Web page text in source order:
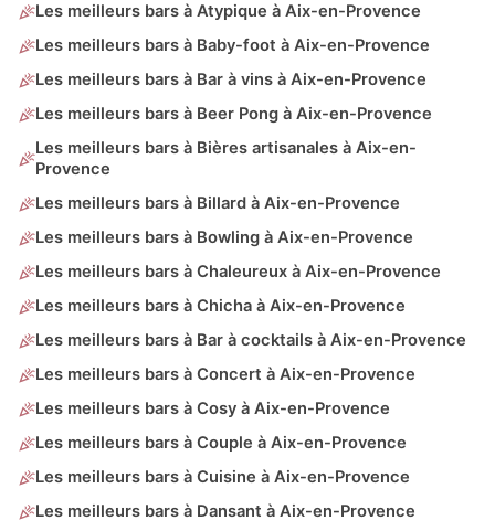
Les meilleurs bars à Atypique à Aix-en-Provence
Les meilleurs bars à Baby-foot à Aix-en-Provence
Les meilleurs bars à Bar à vins à Aix-en-Provence
Les meilleurs bars à Beer Pong à Aix-en-Provence
Les meilleurs bars à Bières artisanales à Aix-en-
Provence
Les meilleurs bars à Billard à Aix-en-Provence
Les meilleurs bars à Bowling à Aix-en-Provence
Les meilleurs bars à Chaleureux à Aix-en-Provence
Les meilleurs bars à Chicha à Aix-en-Provence
Les meilleurs bars à Bar à cocktails à Aix-en-Provence
Les meilleurs bars à Concert à Aix-en-Provence
Les meilleurs bars à Cosy à Aix-en-Provence
Les meilleurs bars à Couple à Aix-en-Provence
Les meilleurs bars à Cuisine à Aix-en-Provence
Les meilleurs bars à Dansant à Aix-en-Provence